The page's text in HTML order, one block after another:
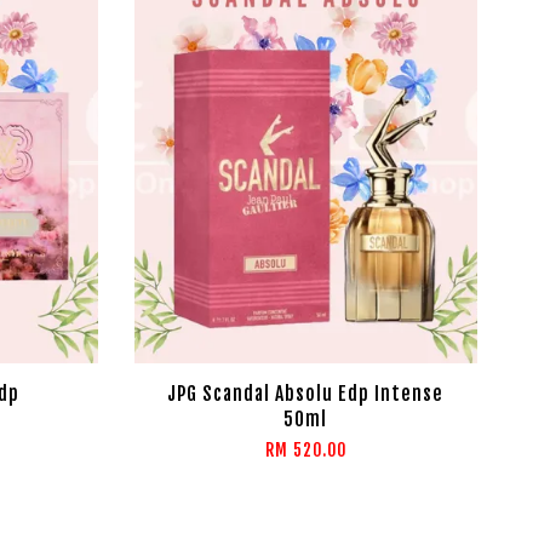
JPG Scandal Absolu Edp Intense
50ml
RM 520.00